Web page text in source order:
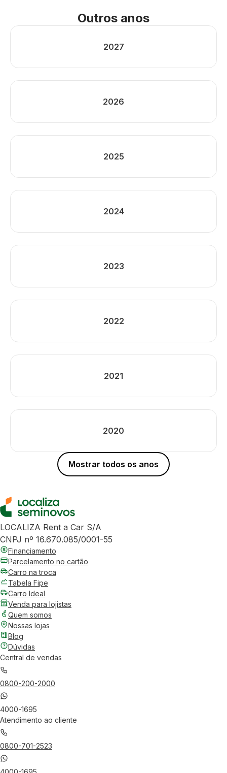
Outros anos
2027
2026
2025
2024
2023
2022
2021
2020
Mostrar todos os anos
LOCALIZA Rent a Car S/A
CNPJ nº 16.670.085/0001-55
Financiamento
Parcelamento no cartão
Carro na troca
Tabela Fipe
Carro Ideal
Venda para lojistas
Quem somos
Nossas lojas
Blog
Dúvidas
Central de vendas
0800-200-2000
4000-1695
Atendimento ao cliente
0800-701-2523